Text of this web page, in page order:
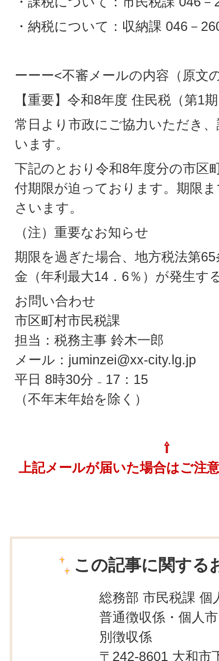
・納税について：収納課 046－
ーーー<不審メールの内容（原文
【重要】令和8年度 住民税（第1
常日より市政にご協力いただき
います。
下記のとおり令和8年度分の市区
付期限が迫っております。期限
さいます。
（注）重要なお知らせ
期限を過ぎた場合、地方税法第
金（年利最大14．6％）が発生す
お問い合わせ
市区町村市民税課
担当：税務主事 鈴木一郎
メール：juminzei@xx-city.lg.jp
平日 8時30分 ₋ 17：15
（不年末年始を除く）
⇧
上記メールが届いた場合はご注
この記事に関する
総務部 市民税課 個
普通徴収係・個人
別徴収係
〒242-8601 大和市